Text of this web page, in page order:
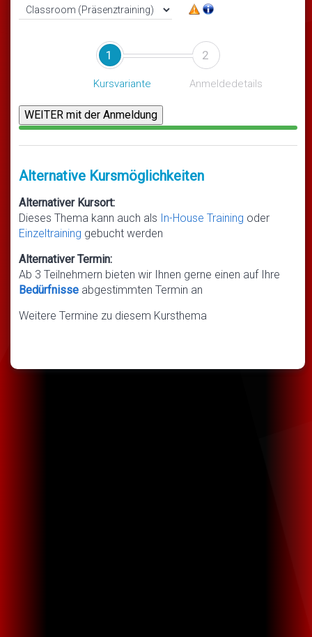
1
Kursvariante
2
Anmeldedetails
Alternative Kursmöglichkeiten
Alternativer Kursort:
Dieses Thema kann auch als In-House Training oder
Einzeltraining gebucht werden
Alternativer Termin:
Ab 3 Teilnehmern bieten wir Ihnen gerne einen auf Ihre
Bedürfnisse abgestimmten Termin an
Weitere Termine zu diesem Kursthema